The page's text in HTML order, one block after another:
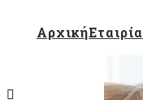
ΑρχικήΕταιρία